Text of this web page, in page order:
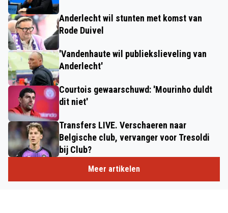
Anderlecht wil stunten met komst van
Rode Duivel
'Vandenhaute wil publiekslieveling van
Anderlecht'
Courtois gewaarschuwd: 'Mourinho duldt
dit niet'
Transfers LIVE. Verschaeren naar
Belgische club, vervanger voor Tresoldi
bij Club?
Meer artikelen